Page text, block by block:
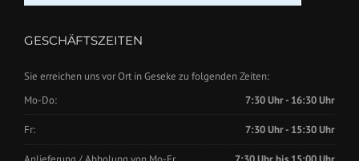
GESCHÄFTSZEITEN
Sie erreichen uns vor Ort in Geseke zu folgenden Zeiten:
Mo-Do:
7:30 Uhr - 16:30 Uhr
Fr: 7:30 Uhr - 15:30 Uhr